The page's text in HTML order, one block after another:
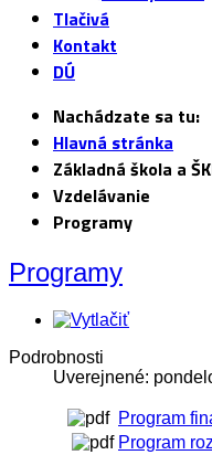
Tlačivá
Kontakt
DÚ
Nachádzate sa tu:
Hlavná stránka
Základná škola a
Vzdelávanie
Programy
Programy
Podrobnosti
Uverejnené:
Program
Program